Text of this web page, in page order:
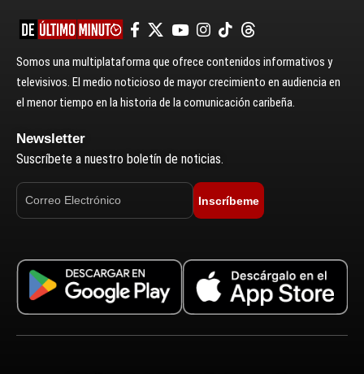
Somos una multiplataforma que ofrece contenidos informativos y
televisivos. El medio noticioso de mayor crecimiento en audiencia en
el menor tiempo en la historia de la comunicación caribeña.
Newsletter
Suscríbete a nuestro boletín de noticias.
Inscríbeme